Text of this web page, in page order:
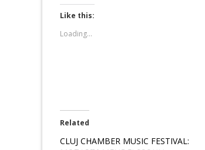
Twitter
(Opens
in
new
window)
Like this:
Loading...
Related
CLUJ CHAMBER MUSIC FESTIVAL: